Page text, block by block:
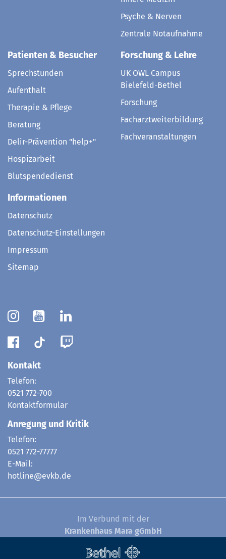
Psyche & Nerven
Zentrale Notaufnahme
Patienten & Besucher
Sprechstunden
Aufenthalt
Therapie & Pflege
Beratung
Delir-Prävention "help+"
Hospizarbeit
Blutspendedienst
Forschung & Lehre
UK OWL Campus
Bielefeld-Bethel
Forschung
Facharztweiterbildung
Fachveranstaltungen
Informationen
Datenschutz
Datenschutz-Einstellungen
Impressum
Sitemap
Kontakt
Telefon:
0521 772-700
Kontaktformular
Anregung und Kritik
Telefon:
0521 772-77777
E-Mail:
hotline@evkb.de
Im Verbund mit der
Krankenhaus Mara gGmbH